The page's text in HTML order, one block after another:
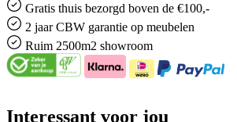
Gratis thuis bezorgd boven de €100,-
2 jaar CBW garantie op meubelen
Ruim 2500m2 showroom
Interessant voor jou